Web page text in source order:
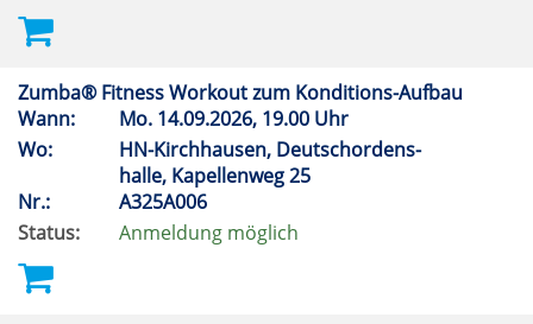
Zumba® Fitness Workout zum Konditions-Aufbau
Wann:
Mo. 14.09.2026, 19.00 Uhr
Wo:
HN-Kirchhausen, Deutschordens-
halle, Kapellenweg 25
Nr.:
A325A006
Status:
Anmeldung möglich